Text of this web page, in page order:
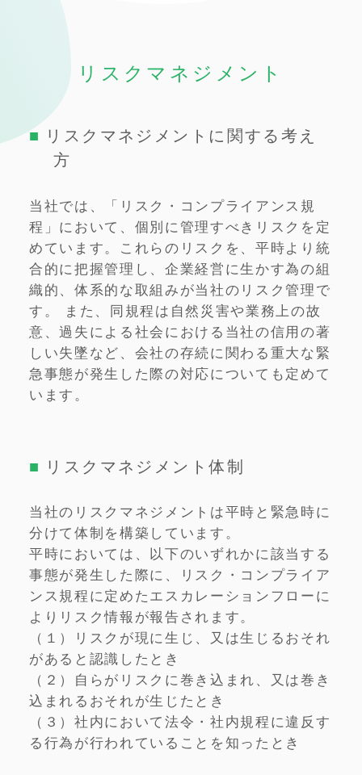
リスクマネジメント
リスクマネジメントに関する考え
方
当社では、「リスク・コンプライアンス規
程」において、個別に管理すべきリスクを定
めています。これらのリスクを、平時より統
合的に把握管理し、企業経営に生かす為の組
織的、体系的な取組みが当社のリスク管理で
す。 また、同規程は自然災害や業務上の故
意、過失による社会における当社の信用の著
しい失墜など、会社の存続に関わる重大な緊
急事態が発生した際の対応についても定めて
います。
リスクマネジメント体制
当社のリスクマネジメントは平時と緊急時に
分けて体制を構築しています。
平時においては、以下のいずれかに該当する
事態が発生した際に、リスク・コンプライア
ンス規程に定めたエスカレーションフローに
よりリスク情報が報告されます。
（１）リスクが現に生じ、又は生じるおそれ
があると認識したとき
（２）自らがリスクに巻き込まれ、又は巻き
込まれるおそれが生じたとき
（３）社内において法令・社内規程に違反す
る行為が行われていることを知ったとき